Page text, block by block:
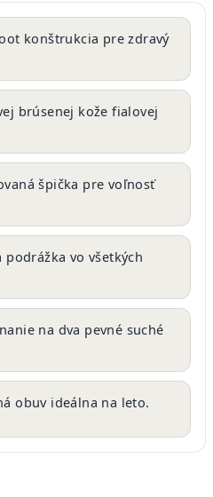
konštrukcia pre zdravý
brúsenej kože fialovej
špička pre voľnosť
vo všetkých
na dva pevné suché
obuv ideálna na leto.